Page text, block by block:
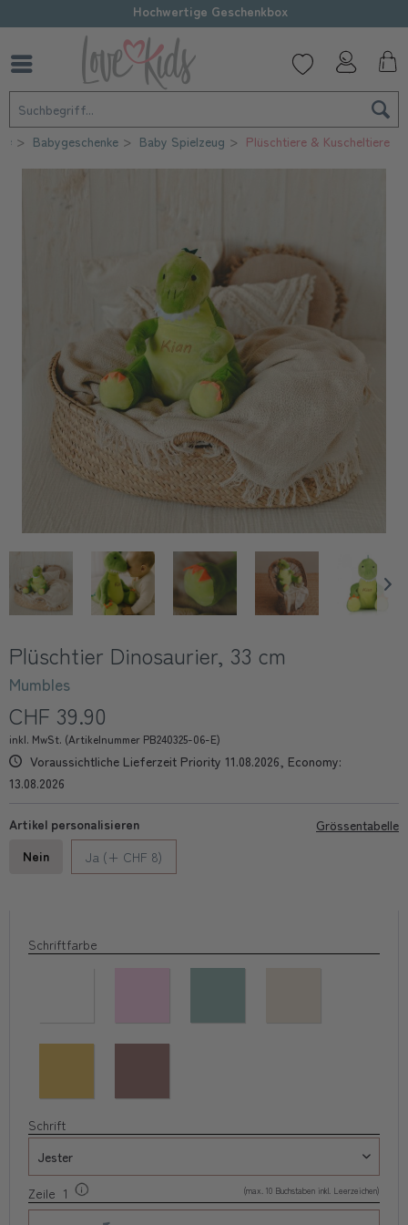
Hochwertige Geschenkbox
Babygeschenke Baby Spielzeug Plüschtiere & Kuscheltiere
Plüschtier Dinosaurier, 33 cm
Mumbles
CHF 39.90
inkl. MwSt. (Artikelnummer PB240325-06-E)
Voraussichtliche Lieferzeit Priority 11.08.2026, Economy:
13.08.2026
Grössentabelle
Artikel personalisieren
Nein
Ja (+ CHF 8)
Schriftfarbe
Schrift
Zeile 1 (max. 10 Buchstaben inkl. Leerzeichen)